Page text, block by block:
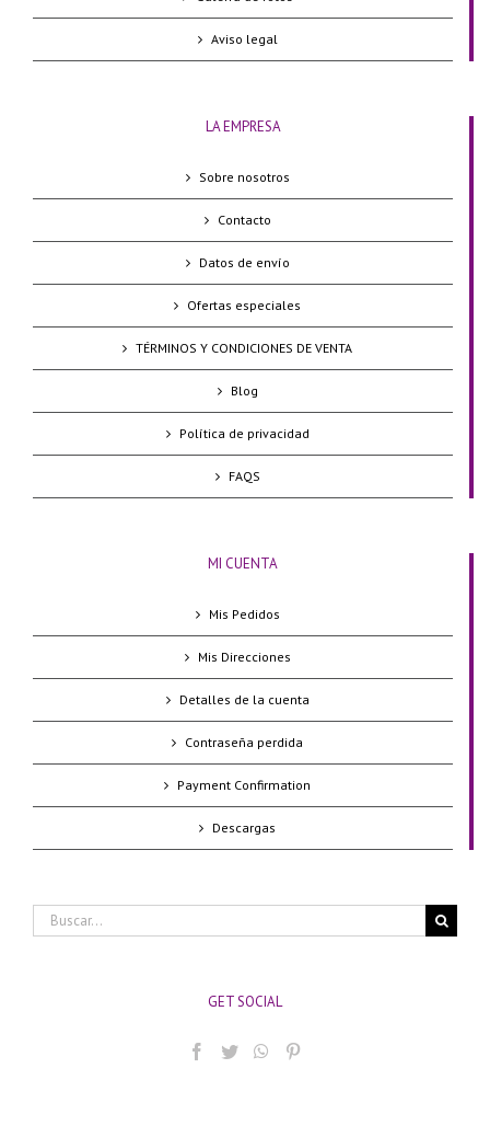
Aviso legal
LA EMPRESA
Sobre nosotros
Contacto
Datos de envío
Ofertas especiales
TÉRMINOS Y CONDICIONES DE VENTA
Blog
Política de privacidad
FAQS
MI CUENTA
Mis Pedidos
Mis Direcciones
Detalles de la cuenta
Contraseña perdida
Payment Confirmation
Descargas
Buscar:
GET SOCIAL